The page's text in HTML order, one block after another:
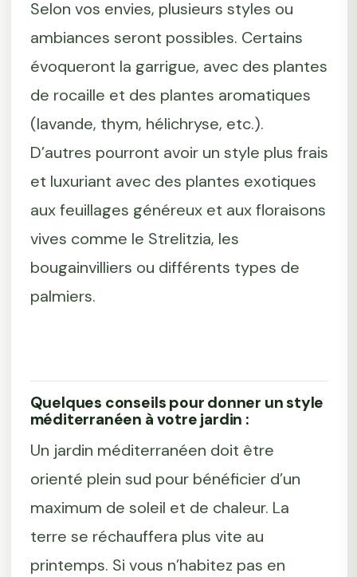
Selon vos envies, plusieurs styles ou
ambiances seront possibles. Certains
évoqueront la garrigue, avec des plantes
de rocaille et des plantes aromatiques
(lavande, thym, hélichryse, etc.).
D’autres pourront avoir un style plus frais
et luxuriant avec des plantes exotiques
aux feuillages généreux et aux floraisons
vives comme le Strelitzia, les
bougainvilliers ou différents types de
palmiers.
Quelques conseils pour donner un style
méditerranéen à votre jardin :
Un jardin méditerranéen doit être
orienté plein sud pour bénéficier d’un
maximum de soleil et de chaleur. La
terre se réchauffera plus vite au
printemps. Si vous n’habitez pas en